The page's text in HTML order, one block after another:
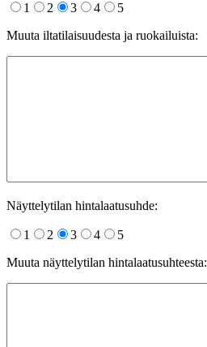
1 2 3 4
5
Muuta iltatilaisuudesta ja ruokailuista:
Näyttelytilan hintalaatusuhde:
1 2 3 4
5
Muuta näyttelytilan hintalaatusuhteesta: